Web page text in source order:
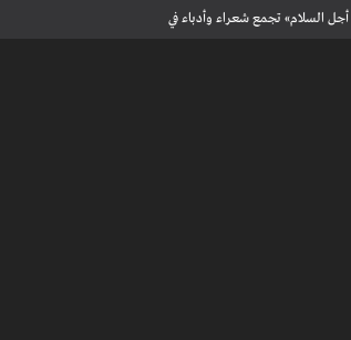
السلام» تجمع شعراء وأدباء في